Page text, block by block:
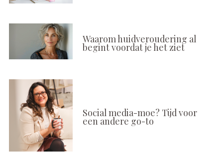
Waarom huidveroudering al
begint voordat je het ziet
Social media-moe? Tijd voor
een andere go-to